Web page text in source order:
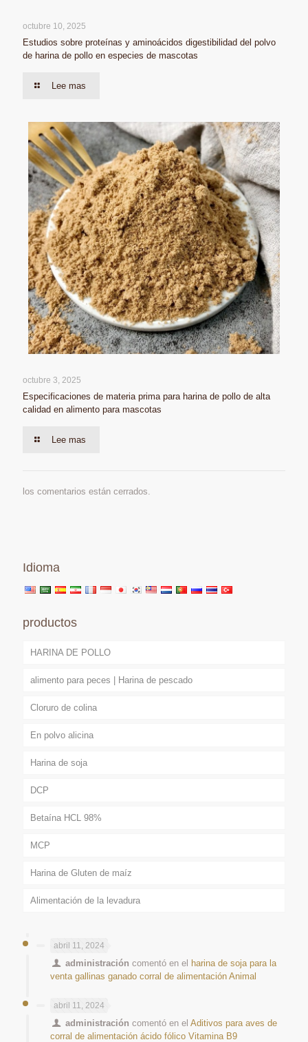
octubre 10, 2025
Estudios sobre proteínas y aminoácidos digestibilidad del polvo
de harina de pollo en especies de mascotas
Lee mas
octubre 3, 2025
Especificaciones de materia prima para harina de pollo de alta
calidad en alimento para mascotas
Lee mas
los comentarios están cerrados.
Idioma
productos
HARINA DE POLLO
alimento para peces | Harina de pescado
Cloruro de colina
En polvo alicina
Harina de soja
DCP
Betaína HCL 98%
MCP
Harina de Gluten de maíz
Alimentación de la levadura
abril 11, 2024
administración comentó en el harina de soja para la
venta gallinas ganado corral de alimentación Animal
abril 11, 2024
administración comentó en elAditivos para aves de
corral de alimentación ácido fólico Vitamina B9